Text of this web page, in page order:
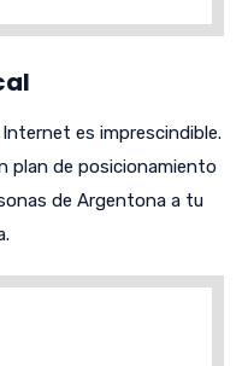
es imprescindible.
plan de posicionamiento
de Argentona a tu